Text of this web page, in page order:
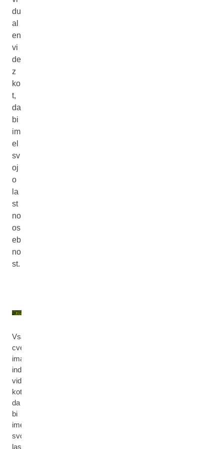
du
al
en
vi
de
z
ko
t,
da
bi
im
el
sv
oj
o
la
st
no
os
eb
no
st.
Vsak
cvet
ima
individualen
videz
kot,
da
bi
imel
svojo
lastno